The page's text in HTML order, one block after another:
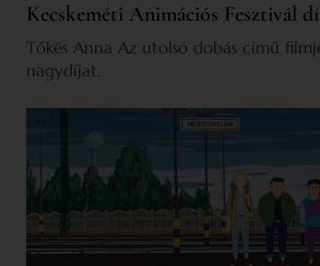
Kecskeméti Animációs Fesztivál
Tőkés Anna Az utolsó dobás című
nagydíjat.